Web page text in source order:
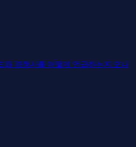
와 경쟁사를 어떻게 언급하는지 모니